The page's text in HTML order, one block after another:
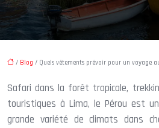
/ Blog / Quels vêtements prévoir pour un voyage
Safari dans la forêt tropicale,
touristiques à Lima, le Pérou est
grande variété de climats dans